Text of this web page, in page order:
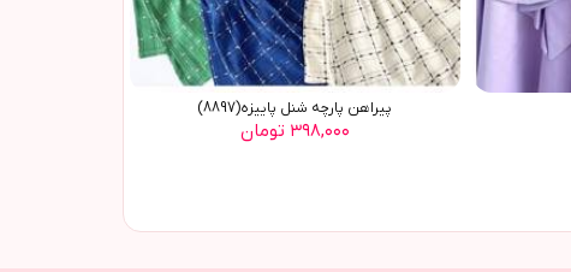
پیراهن پارچه شنل پاییزه(8897)
۳۹۸,۰۰۰ تومان